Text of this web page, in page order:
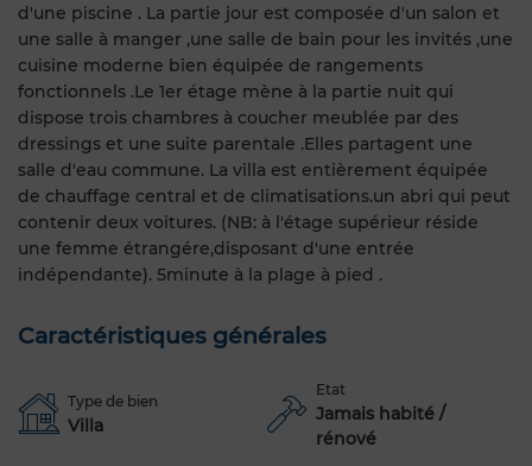
d'une piscine . La partie jour est composée d'un salon et
une salle à manger ,une salle de bain pour les invités ,une
cuisine moderne bien équipée de rangements
fonctionnels .Le 1er étage mène à la partie nuit qui
dispose trois chambres à coucher meublée par des
dressings et une suite parentale .Elles partagent une
salle d'eau commune. La villa est entièrement équipée
de chauffage central et de climatisations.un abri qui peut
contenir deux voitures. (NB: à l'étage supérieur réside
une femme étrangére,disposant d'une entrée
indépendante). 5minute à la plage à pied .
Caractéristiques générales
Type de bien
Villa
Etat
Jamais habité /
rénové